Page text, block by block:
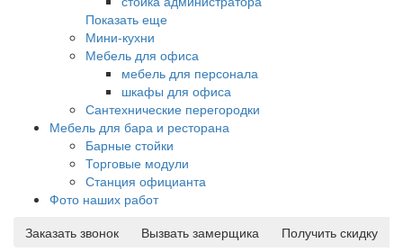
Показать еще
Мини-кухни
Мебель для офиса
мебель для персонала
шкафы для офиса
Сантехнические перегородки
Мебель для бара и ресторана
Барные стойки
Торговые модули
Станция официанта
Фото наших работ
Заказать звонок
Вызвать замерщика
Получить скидку